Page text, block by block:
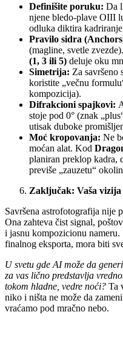
Definišite poruku: Da
njene bledo-plave OIII
odluka diktira
Pravilo sidra
(magline, svetle
(1, 3 ili 5) deluje oku
Simetrija: Za savršeno
koristite „večnu
kompozicija).
Difrakcioni spajkovi:
stoje pod 0° (znak
utisak duboke
Moć kropovanja: Ne
moćan alat. Kod
planiran preklop kadra,
previše „zauzetu“
Zaključak: Vaša vizija
Savršena astrofotografija nije
Ona zahteva čist signal,
i jasnu kompozicionu
finalnog eksporta, mora biti
U svetu gde AI može da
za vas lično predstavlja
tokom hladne, vedre noći? Ta
niko i ništa ne može da
vraćamo pod mračno nebo.